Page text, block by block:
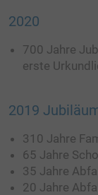
BEHÄLTER,
2020
700 Jahre
erste
2019
310 Jahre
65 Jahre
35 Jahre
20 Jahre